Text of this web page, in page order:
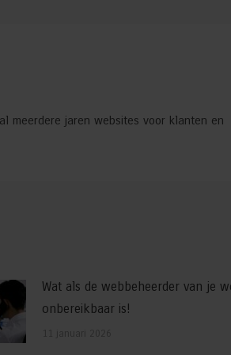
meerdere jaren websites voor klanten en
Wat als de webbeheerder van je
onbereikbaar is!